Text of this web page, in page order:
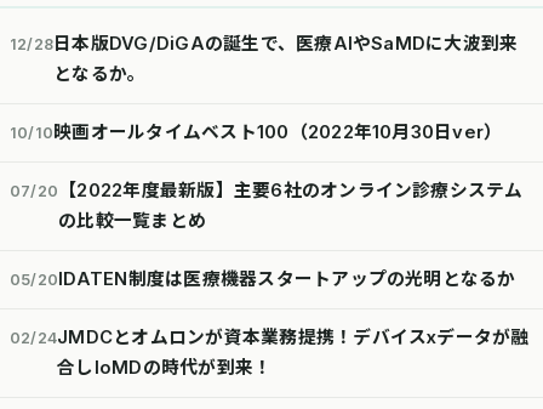
12/28日本版DVG/DiGAの誕生で、医療AIやSaMDに大波到来
となるか。
10/10映画オールタイムベスト100（2022年10月30日ver）
07/20
【2022年度最新版】主要6社のオンライン診療システム
の比較一覧まとめ
05/20IDATEN制度は医療機器スタートアップの光明となるか
02/24JMDCとオムロンが資本業務提携！デバイスxデータが融
合しIoMDの時代が到来！